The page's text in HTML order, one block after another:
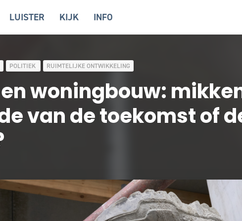
LUISTER KIJK INFO
POLITIEK RUIMTELIJKE ONTWIKKELING
woningbouw:
van de toekomst of